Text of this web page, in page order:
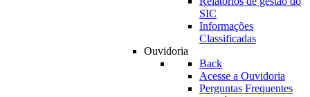
SIC
Informações
Classificadas
Ouvidoria
Back
Acesse a Ouvidoria
Perguntas Frequentes